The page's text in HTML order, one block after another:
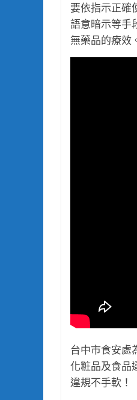
要依指示正確
語意暗示等手
無藥品的療效
台中市食安處
化粧品及食品
違規不手軟！